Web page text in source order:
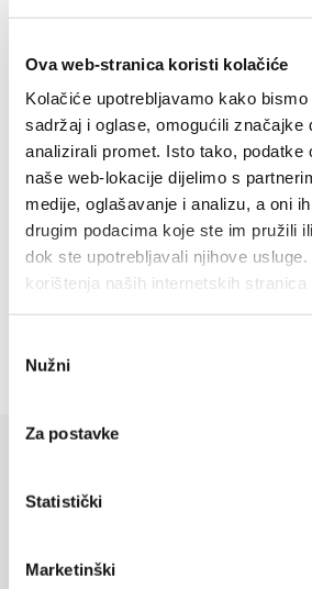
Ova web-stranica koristi kolačiće
Kolačiće upotrebljavamo kako
sadržaj i oglase, omogućili značajke
analizirali promet. Isto tako, podatke
naše web-lokacije dijelimo s
medije, oglašavanje i analizu, a oni
drugim podacima koje ste im pružili
dok ste upotrebljavali njihove
korištenja naših internetskih
pristanka
Nužni
Za postavke
Statistički
Marketinški
EVENTOS
17 de agosto de 2026